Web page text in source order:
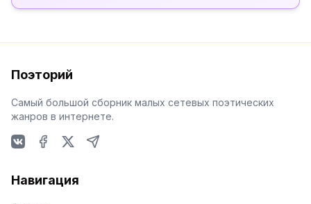
Поэторий
Самый большой сборник малых сетевых поэтических
жанров в интернете.
Навигация